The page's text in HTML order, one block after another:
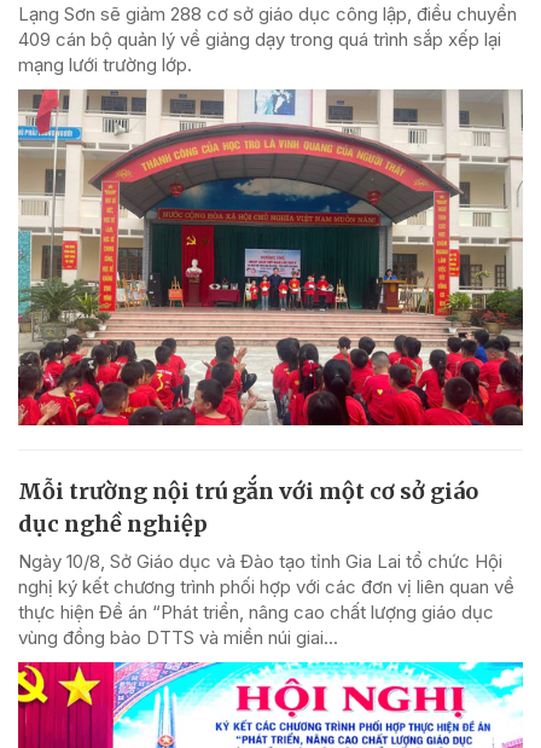
Lạng Sơn sẽ giảm 288 cơ sở giáo dục công lập, điều chuyển
409 cán bộ quản lý về giảng dạy trong quá trình sắp xếp lại
mạng lưới trường lớp.
Mỗi trường nội trú gắn với một cơ sở giáo
dục nghề nghiệp
Ngày 10/8, Sở Giáo dục và Đào tạo tỉnh Gia Lai tổ chức Hội
nghị ký kết chương trình phối hợp với các đơn vị liên quan về
thực hiện Đề án “Phát triển, nâng cao chất lượng giáo dục
vùng đồng bào DTTS và miền núi giai...